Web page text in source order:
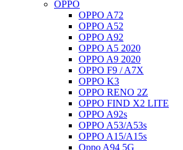
OPPO
OPPO A72
OPPO A52
OPPO A92
OPPO A5 2020
OPPO A9 2020
OPPO F9 / A7X
OPPO K3
OPPO RENO 2Z
OPPO FIND X2 LITE
OPPO A92s
OPPO A53/A53s
OPPO A15/A15s
Oppo A94 5G